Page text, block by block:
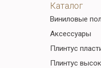
Каталог
Виниловые
Аксессуары
Плинтус
Плинтус